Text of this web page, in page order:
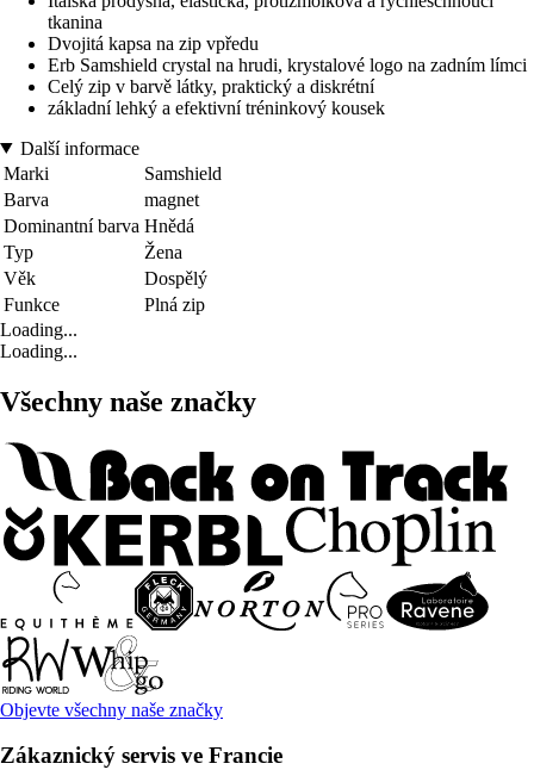
tkanina
Dvojitá kapsa na zip vpředu
Erb Samshield crystal na hrudi, krystalové logo na zadním límci
Celý zip v barvě látky, praktický a diskrétní
základní lehký a efektivní tréninkový kousek
Další informace
Marki
Samshield
Barva
magnet
Dominantní barva Hnědá
Typ
Žena
Věk
Dospělý
Funkce
Plná zip
Loading...
Loading...
Všechny naše značky
Objevte všechny naše značky
Zákaznický servis ve Francie